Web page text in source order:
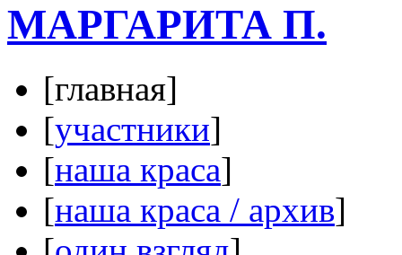
МАРГАРИТА П.
[главная]
[участники]
[наша краса]
[наша краса / архив]